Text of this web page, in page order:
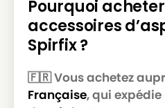
LG-
GOLDSTAR
LG-
LG-
GOLDSTAR
LG-
LG-
Pourquoi
accessoires
Spirfix ?
🇫🇷 Vous achetez
Française, qui